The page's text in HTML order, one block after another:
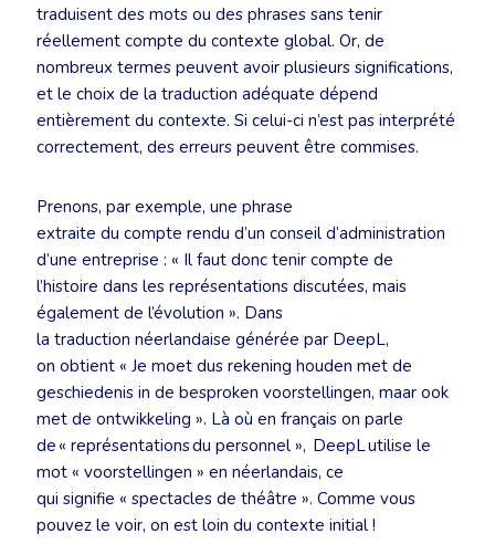
traduisent des mots ou des phrases sans tenir
réellement compte du contexte global. Or, de
nombreux termes peuvent avoir plusieurs significations,
et le choix de la traduction adéquate dépend
entièrement du contexte. Si celui-ci n’est pas interprété
correctement, des erreurs peuvent être commises.
Prenons, par exemple, une phrase
extraite du compte rendu d’un conseil d’administration
d’une entreprise : « Il faut donc tenir compte de
l’histoire dans les représentations discutées, mais
également de l’évolution ». Dans
la traduction néerlandaise générée par DeepL,
on obtient « Je moet dus rekening houden met de
geschiedenis in de besproken voorstellingen, maar ook
met de ontwikkeling ». Là où en français on parle
de « représentations du personnel », DeepL utilise le
mot « voorstellingen » en néerlandais, ce
qui signifie « spectacles de théâtre ». Comme vous
pouvez le voir, on est loin du contexte initial !